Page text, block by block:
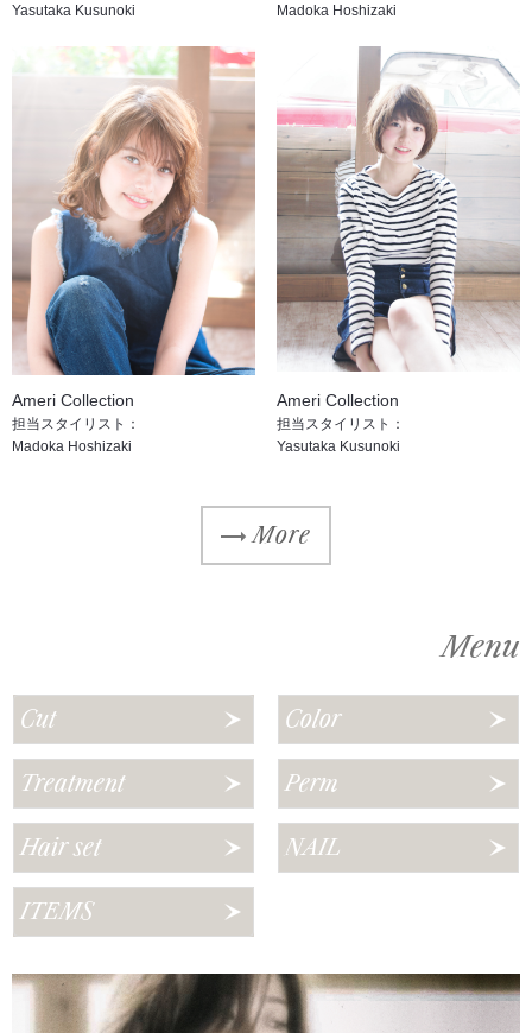
Yasutaka Kusunoki
Madoka Hoshizaki
Ameri Collection
担当スタイリスト：
Madoka Hoshizaki
Ameri Collection
担当スタイリスト：
Yasutaka Kusunoki
More
Menu
Cut Color
Treatment Perm
Hair set NAIL
ITEMS